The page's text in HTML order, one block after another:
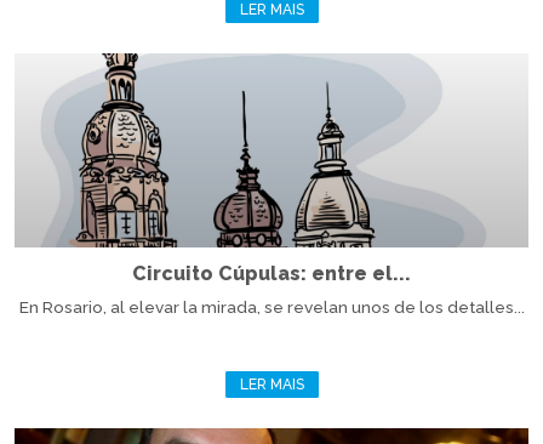
LER MAIS
Circuito Cúpulas: entre el...
En Rosario, al elevar la mirada, se revelan unos de los detalles...
LER MAIS